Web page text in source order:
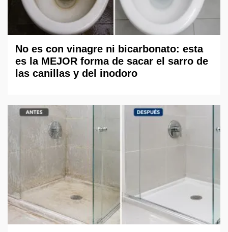
No es con vinagre ni bicarbonato: esta
es la MEJOR forma de sacar el sarro de
las canillas y del inodoro